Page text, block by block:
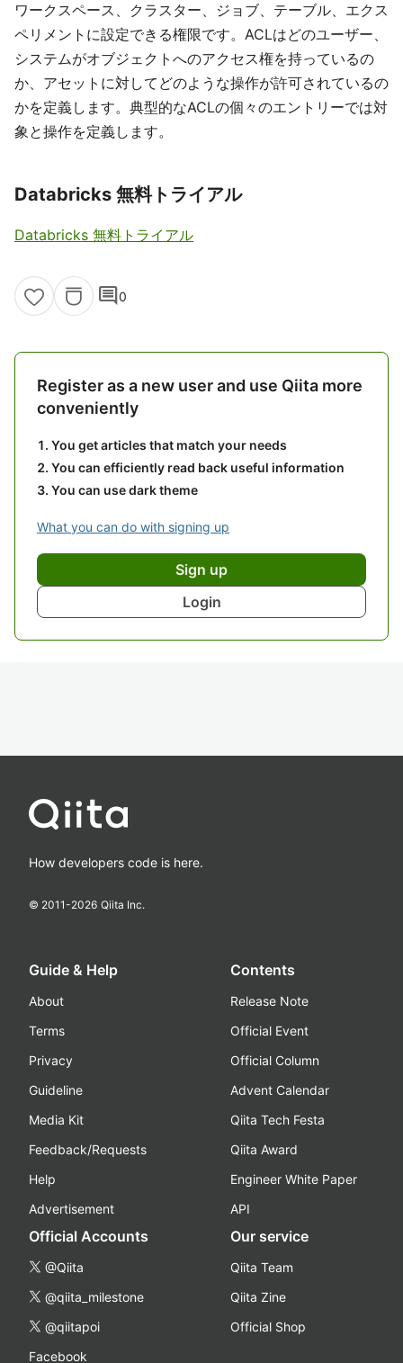
ワークスペース、クラスター、ジョブ、テーブル、エクス
ペリメントに設定できる権限です。ACLはどのユーザー、
システムがオブジェクトへのアクセス権を持っているの
か、アセットに対してどのような操作が許可されているの
かを定義します。典型的なACLの個々のエントリーでは対
象と操作を定義します。
Databricks 無料トライアル
Databricks 無料トライアル
comment0
Register as a new user and use Qiita more
conveniently
You get articles that match your needs
You can efficiently read back useful information
You can use dark theme
What you can do with signing up
Sign up
Login
How developers code is here.
© 2011-2026 Qiita Inc.
Guide & Help
About
Terms
Privacy
Guideline
Media Kit
Feedback/Requests
Help
Advertisement
Contents
Release Note
Official Event
Official Column
Advent Calendar
Qiita Tech Festa
Qiita Award
Engineer White Paper
API
Official Accounts
@Qiita
@qiita_milestone
@qiitapoi
Facebook
Our service
Qiita Team
Qiita Zine
Official Shop